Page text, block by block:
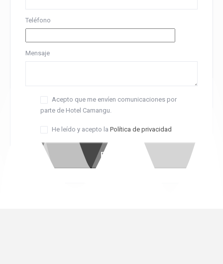
Teléfono
Mensaje
Acepto que me envíen comunicaciones por
parte de Hotel Camangu.
He leído y acepto la Política de privacidad